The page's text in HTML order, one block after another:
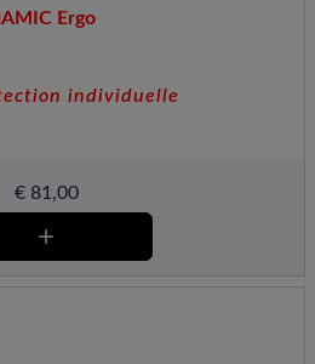
Ergo
individuelle
€81,00